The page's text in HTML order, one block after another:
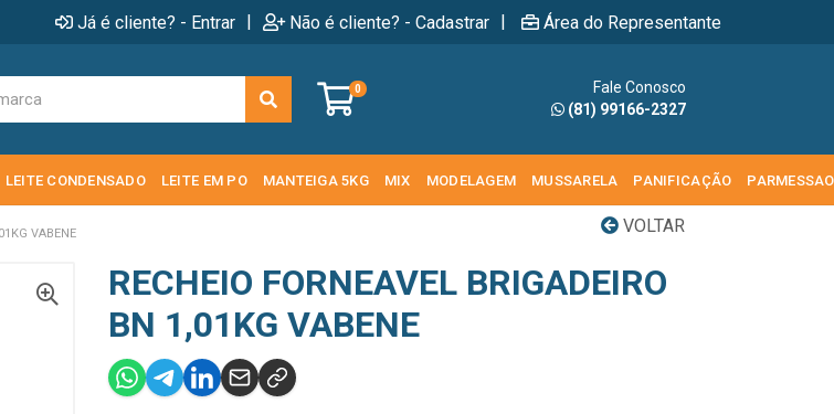
Já é cliente? - Entrar | Não é cliente? - Cadastrar | Área do Representante
0
Fale Conosco
(81) 99166-2327
LEITE CONDENSADO LEITE EM PO MANTEIGA 5KG MIX MODELAGEM MUSSARELA PANIFICAÇÃO PARMESSAO
VOLTAR
VABENE
RECHEIO FORNEAVEL BRIGADEIRO
BN 1,01KG VABENE